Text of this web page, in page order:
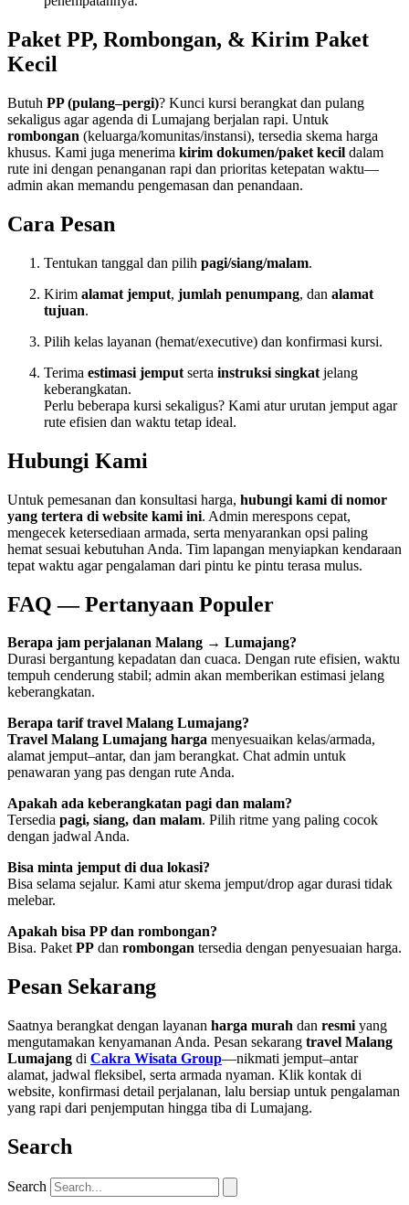
Paket PP, Rombongan, & Kirim Paket
Kecil
Butuh PP (pulang–pergi)? Kunci kursi berangkat dan pulang
sekaligus agar agenda di Lumajang berjalan rapi. Untuk
rombongan (keluarga/komunitas/instansi), tersedia skema harga
khusus. Kami juga menerima kirim dokumen/paket kecil dalam
rute ini dengan penanganan rapi dan prioritas ketepatan waktu—
admin akan memandu pengemasan dan penandaan.
Cara Pesan
Tentukan tanggal dan pilih pagi/siang/malam.
Kirim alamat jemput, jumlah penumpang, dan alamat
tujuan.
Pilih kelas layanan (hemat/executive) dan konfirmasi kursi.
Terima estimasi jemput serta instruksi singkat jelang
keberangkatan.
Perlu beberapa kursi sekaligus? Kami atur urutan jemput agar
rute efisien dan waktu tetap ideal.
Hubungi Kami
Untuk pemesanan dan konsultasi harga, hubungi kami di nomor
yang tertera di website kami ini. Admin merespons cepat,
mengecek ketersediaan armada, serta menyarankan opsi paling
hemat sesuai kebutuhan Anda. Tim lapangan menyiapkan kendaraan
tepat waktu agar pengalaman dari pintu ke pintu terasa mulus.
FAQ — Pertanyaan Populer
Berapa jam perjalanan Malang → Lumajang?
Durasi bergantung kepadatan dan cuaca. Dengan rute efisien, waktu
tempuh cenderung stabil; admin akan memberikan estimasi jelang
keberangkatan.
Berapa tarif travel Malang Lumajang?
Travel Malang Lumajang harga menyesuaikan kelas/armada,
alamat jemput–antar, dan jam berangkat. Chat admin untuk
penawaran yang pas dengan rute Anda.
Apakah ada keberangkatan pagi dan malam?
Tersedia pagi, siang, dan malam. Pilih ritme yang paling cocok
dengan jadwal Anda.
Bisa minta jemput di dua lokasi?
Bisa selama sejalur. Kami atur skema jemput/drop agar durasi tidak
melebar.
Apakah bisa PP dan rombongan?
Bisa. PaketPP dan rombongan tersedia dengan penyesuaian harga.
Pesan Sekarang
Saatnya berangkat dengan layanan harga murah dan resmi yang
mengutamakan kenyamanan Anda. Pesan sekarang travel Malang
Lumajang di Cakra Wisata Group—nikmati jemput–antar
alamat, jadwal fleksibel, serta armada nyaman. Klik kontak di
website, konfirmasi detail perjalanan, lalu bersiap untuk pengalaman
yang rapi dari penjemputan hingga tiba di Lumajang.
Search
Search